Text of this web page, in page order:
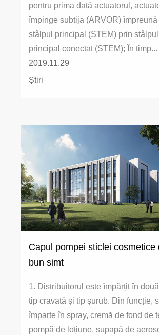
pentru prima dată actuatorul,
împinge subtija (ARVOR) împreună
stâlpul principal (STEM) prin stâlpul
principal conectat (STEM); În timp...
2019.11.29
Știri
Capul pompei sticlei cosmetice
bun simt
1. Distribuitorul este împărțit în
tip cravată și tip șurub. Din funcție,
împarte în spray, cremă de fond de
pompă de loțiune, supapă de